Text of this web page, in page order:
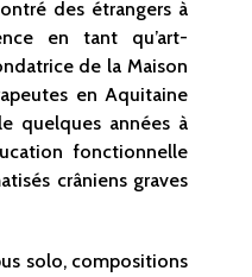
des étrangers à
en tant qu’art-
de la Maison
en Aquitaine
quelques années à
fonctionnelle
crâniens graves
solo, compositions